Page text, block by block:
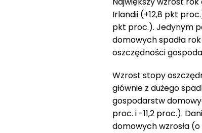
Irlandii (+12,8 pkt
pkt proc.). Jedynym
domowych spadła
oszczędności
Wzrost stopy
głównie z dużego
gospodarstw
proc. i -11,2 proc.).
domowych wzrosła